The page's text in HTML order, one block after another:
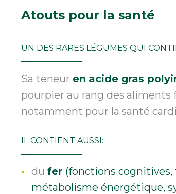
Atouts pour la santé
UN DES RARES LÉGUMES QUI
Sa teneur en acide gras
pourpier au rang des
notamment pour la santé
IL CONTIENT AUSSI:
du fer (fonctions cognitives,
métabolisme énergétique,